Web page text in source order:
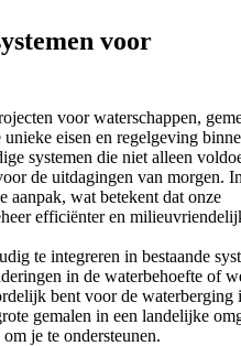
voor
voor waterschappen,
eisen en regelgeving
systemen die niet alleen
de uitdagingen van morgen.
aanpak, wat betekent dat onze
efficiënter en
te integreren in bestaande
in de waterbehoefte of
bent voor de waterberging
gemalen in een landelijke
je te ondersteunen.